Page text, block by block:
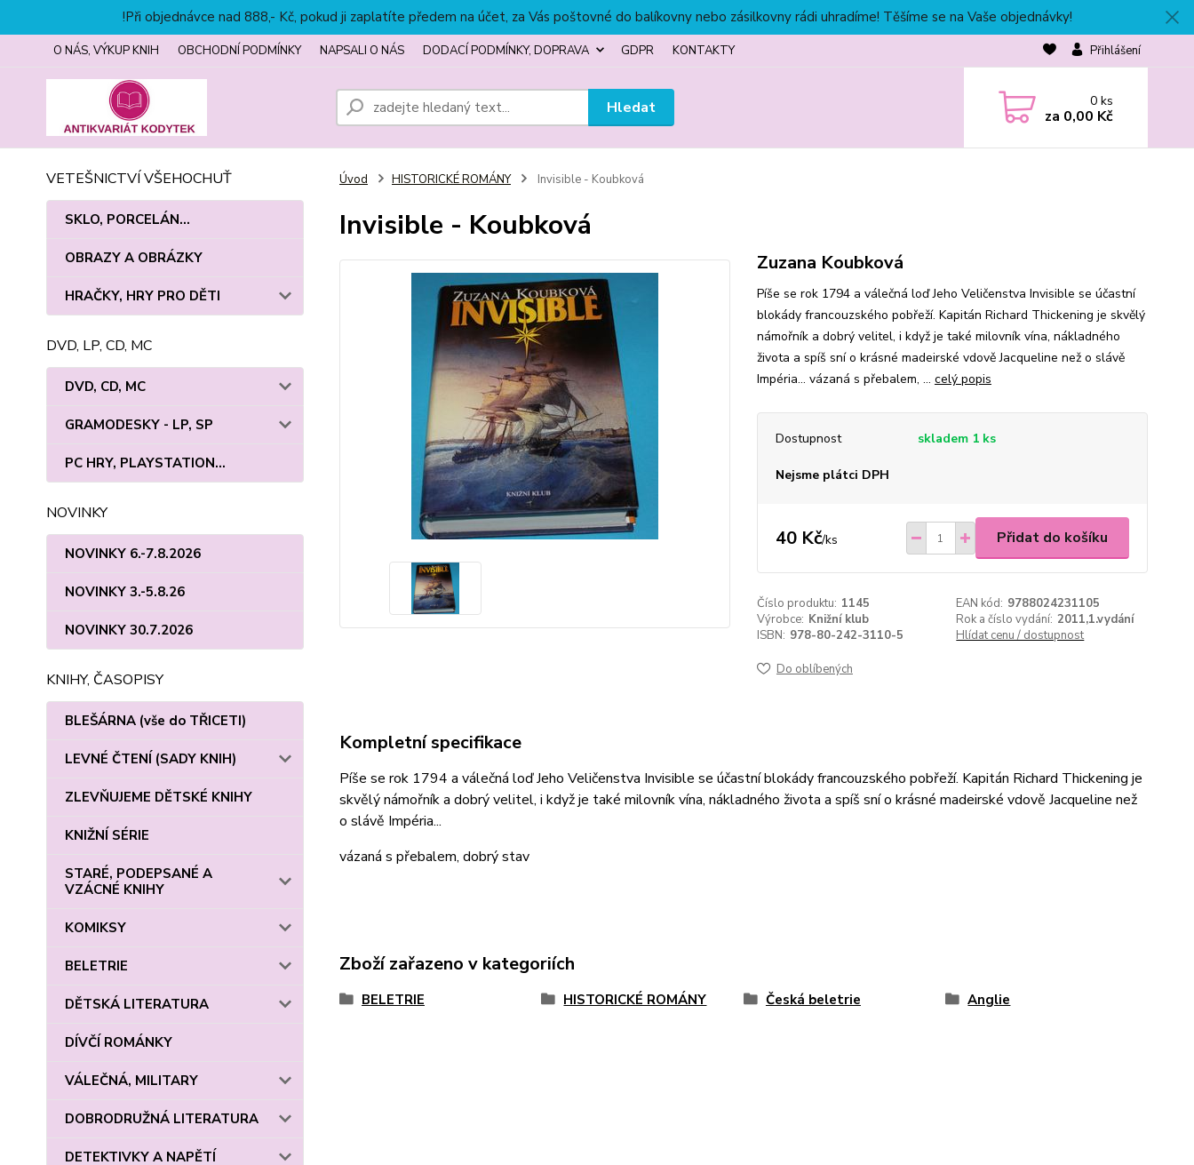
!Při objednávce nad 888,- Kč, pokud ji zaplatíte předem na účet, za Vás poštovné do balíkovny nebo zásilkovny rádi uhradíme! Těšíme se na Vaše objednávky!
O NÁS, VÝKUP KNIH OBCHODNÍ PODMÍNKY NAPSALI O NÁS DODACÍ PODMÍNKY, DOPRAVA GDPR KONTAKTY Přihlášení
Hledat 0ks
za 0,00 Kč
VETEŠNICTVÍ VŠEHOCHUŤ
SKLO, PORCELÁN...
OBRAZY A OBRÁZKY
HRAČKY, HRY PRO DĚTI
DVD, LP, CD, MC
DVD, CD, MC
GRAMODESKY - LP, SP
PC HRY, PLAYSTATION...
NOVINKY
NOVINKY 6.-7.8.2026
NOVINKY 3.-5.8.26
NOVINKY 30.7.2026
KNIHY, ČASOPISY
BLEŠÁRNA (vše do TŘICETI)
LEVNÉ ČTENÍ (SADY KNIH)
ZLEVŇUJEME DĚTSKÉ KNIHY
KNIŽNÍ SÉRIE
STARÉ, PODEPSANÉ A
VZÁCNÉ KNIHY
KOMIKSY
BELETRIE
DĚTSKÁ LITERATURA
DÍVČÍ ROMÁNKY
VÁLEČNÁ, MILITARY
DOBRODRUŽNÁ LITERATURA
DETEKTIVKY A NAPĚTÍ
Úvod HISTORICKÉ ROMÁNY Invisible - Koubková
Invisible - Koubková
Zuzana Koubková
Píše se rok 1794 a válečná loď Jeho Veličenstva Invisible se účastní
blokády francouzského pobřeží. Kapitán Richard Thickening je skvělý
námořník a dobrý velitel, i když je také milovník vína, nákladného
života a spíš sní o krásné madeirské vdově Jacqueline než o slávě
Impéria... vázaná s přebalem, ... celý popis
Dostupnost skladem 1 ks
Nejsme plátci DPH
40 Kč/ks Přidat do košíku
Číslo produktu: 1145 EAN kód: 9788024231105
Výrobce: Knižní klub Rok a číslo vydání: 2011,1.vydání
ISBN: 978-80-242-3110-5 Hlídat cenu / dostupnost
Do oblíbených
Kompletní specifikace
Píše se rok 1794 a válečná loď Jeho Veličenstva Invisible se účastní blokády francouzského pobřeží. Kapitán Richard Thickening je
skvělý námořník a dobrý velitel, i když je také milovník vína, nákladného života a spíš sní o krásné madeirské vdově Jacqueline než
o slávě Impéria...
vázaná s přebalem, dobrý stav
Zboží zařazeno v kategoriích
BELETRIE HISTORICKÉ ROMÁNY Česká beletrie Anglie